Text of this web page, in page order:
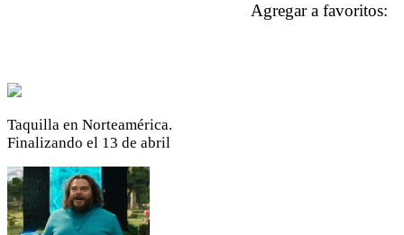
Taquilla en Norteamérica.
Finalizando el 13 de abril
Agregar a